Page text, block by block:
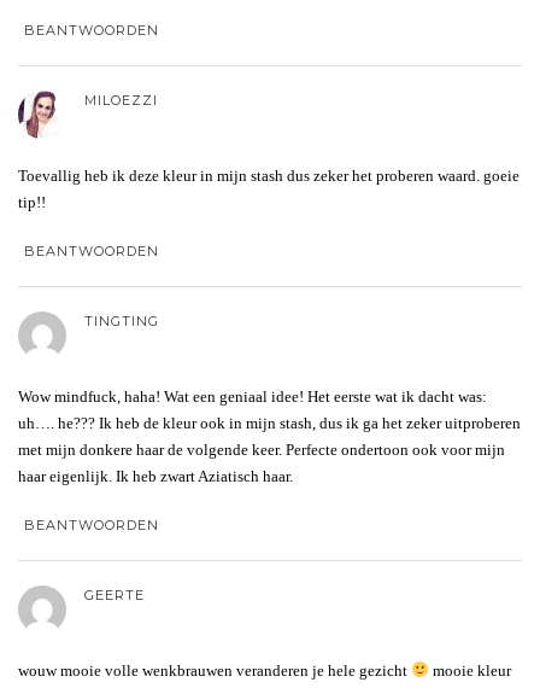
BEANTWOORDEN
MILOEZZI
Toevallig heb ik deze kleur in mijn stash dus zeker het proberen waard. goeie
tip!!
BEANTWOORDEN
TINGTING
Wow mindfuck, haha! Wat een geniaal idee! Het eerste wat ik dacht was:
uh…. he??? Ik heb de kleur ook in mijn stash, dus ik ga het zeker uitproberen
met mijn donkere haar de volgende keer. Perfecte ondertoon ook voor mijn
haar eigenlijk. Ik heb zwart Aziatisch haar.
BEANTWOORDEN
GEERTE
wouw mooie volle wenkbrauwen veranderen je hele gezicht mooie kleur